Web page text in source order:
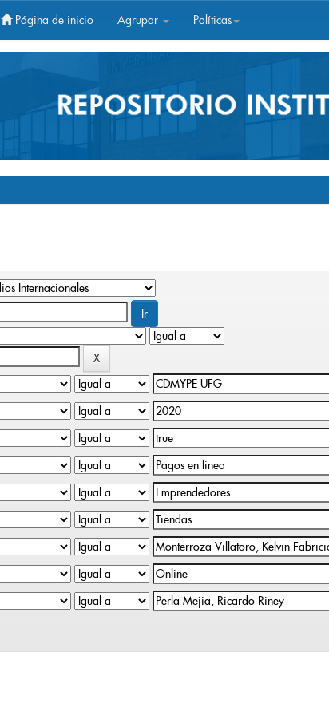
Página de inicio Agrupar Políticas